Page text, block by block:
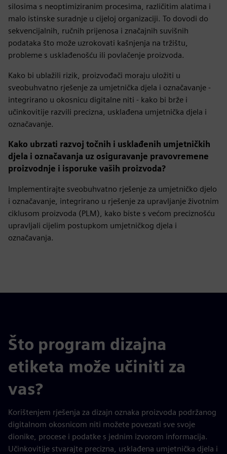
silosima s neoptimiziranim procesima, različitim alatima i
malo istinske suradnje u cijeloj organizaciji. To dovodi do
sekvencijalnih, ručnih prijenosa i značajnih suvišnih
podataka što može uzrokovati kašnjenja na tržištu,
probleme s usklađenošću ili povlačenje proizvoda.
Kako bi ublažili rizik, proizvođači moraju uložiti u
sveobuhvatno rješenje za umjetnička djela i označavanje -
integrirano u okosnicu digitalne niti - kako bi brže i
učinkovitije razvili precizna, usklađena umjetnička djela i
označavanje.
Kako ubrzati razvoj točnih i usklađenih umjetničkih
djela i označavanja uz osiguravanje pravovremene
proizvodnje i isporuke vaših proizvoda?
Implementirajte sveobuhvatno rješenje za umjetničko djelo
i označavanje, integrirano u rješenje za upravljanje životnim
ciklusom proizvoda (PLM), kako biste s većom preciznošću
upravljali cijelim postupkom umjetničkog djela i
označavanja.
Što program dizajna
etiketa može učiniti za
vas?
Korištenjem rješenja za dizajn oznaka proizvoda podržanog
digitalnom okosnicom niti možete povezati sve svoje
dionike, procese i podatke s jednim izvorom informacija.
Učinkovitije stvarajte precizna, usklađena umjetnička djela i